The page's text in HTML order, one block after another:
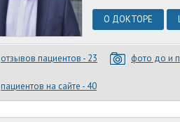
О ДОКТОРЕ
отзывов пациентов - 23 фото до и
пациентов на сайте - 40